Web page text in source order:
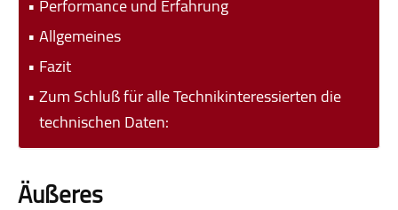
Allgemeines
Fazit
Zum Schluß für alle Technikinteressierten die
technischen Daten:
Äußeres